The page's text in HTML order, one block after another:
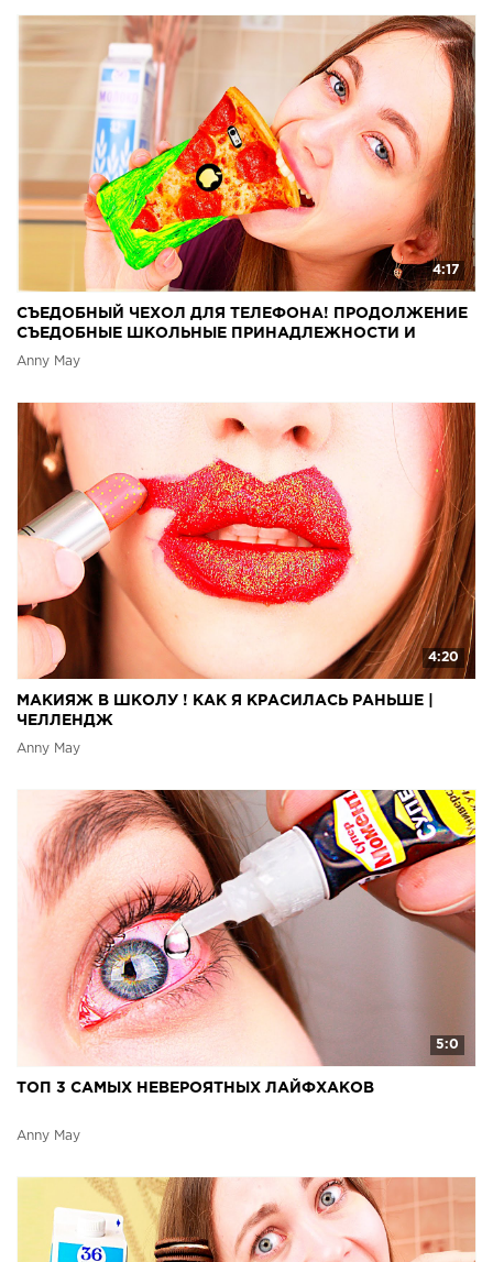
4:17
СЪЕДОБНЫЙ ЧЕХОЛ ДЛЯ ТЕЛЕФОНА! ПРОДОЛЖЕНИЕ
СЪЕДОБНЫЕ ШКОЛЬНЫЕ ПРИНАДЛЕЖНОСТИ И
КАНЦЕЛЯРИЯ
Anny May
4:20
МАКИЯЖ В ШКОЛУ ! КАК Я КРАСИЛАСЬ РАНЬШЕ |
ЧЕЛЛЕНДЖ
Anny May
5:0
ТОП 3 САМЫХ НЕВЕРОЯТНЫХ ЛАЙФХАКОВ
Anny May